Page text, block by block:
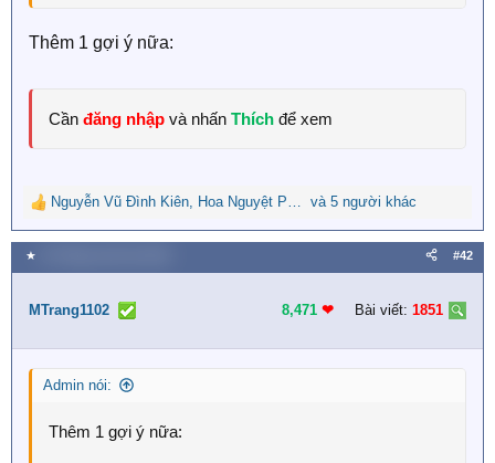
Thêm 1 gợi ý nữa:
Cần đăng nhập và nhấn Thích để xem
R
e
a
c
i
n
s
Nguyễn Vũ Đình Kiên, Hoa Nguyệt Phụng , Võ Chung Phương Thùy
và 5 người khác
★ #42
MTrang1102 8,471 ❤︎ Bài viết: 1851
Admin nói:
Thêm 1 gợi ý nữa: